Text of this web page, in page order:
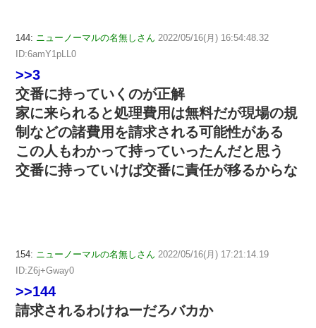
144: ニューノーマルの名無しさん 2022/05/16(月) 16:54:48.32
ID:6amY1pLL0
>>3
交番に持っていくのが正解
家に来られると処理費用は無料だが現場の規
制などの諸費用を請求される可能性がある
この人もわかって持っていったんだと思う
交番に持っていけば交番に責任が移るからな
154: ニューノーマルの名無しさん 2022/05/16(月) 17:21:14.19
ID:Z6j+Gway0
>>144
請求されるわけねーだろバカか